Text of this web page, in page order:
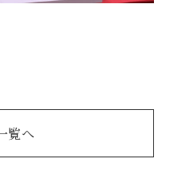
覧へ